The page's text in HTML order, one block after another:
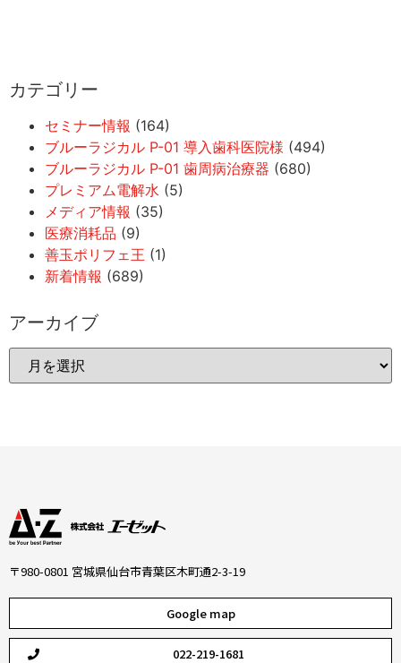
カテゴリー
セミナー情報 (164)
ブルーラジカル P-01 導入歯科医院様 (494)
ブルーラジカル P-01 歯周病治療器 (680)
プレミアム電解水 (5)
メディア情報 (35)
医療消耗品 (9)
善玉ポリフェ王 (1)
新着情報 (689)
アーカイブ
〒980-0801 宮城県仙台市青葉区木町通2-3-19
Google map
022-219-1681